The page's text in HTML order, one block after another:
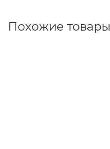
Похожие товары